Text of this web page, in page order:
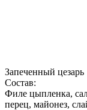
Запеченный цезарь
Состав:
Филе цыпленка,
перец, майонез,